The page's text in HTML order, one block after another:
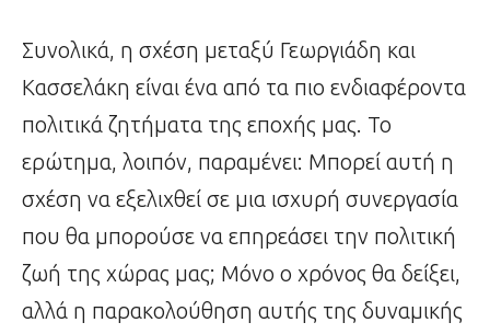
Συνολικά, η σχέση μεταξύ Γεωργιάδη και
Κασσελάκη είναι ένα από τα πιο ενδιαφέροντα
πολιτικά ζητήματα της εποχής μας. Το
ερώτημα, λοιπόν, παραμένει: Μπορεί αυτή η
σχέση να εξελιχθεί σε μια ισχυρή συνεργασία
που θα μπορούσε να επηρεάσει την πολιτική
ζωή της χώρας μας; Μόνο ο χρόνος θα δείξει,
αλλά η παρακολούθηση αυτής της δυναμικής